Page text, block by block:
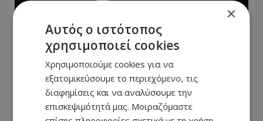
×
Αυτός ο ιστότοπος
χρησιμοποιεί cookies
Χρησιμοποιούμε cookies για να
εξατομικεύσουμε το περιεχόμενο, τις
διαφημίσεις και να αναλύσουμε την
επισκεψιμότητά μας. Μοιραζόμαστε